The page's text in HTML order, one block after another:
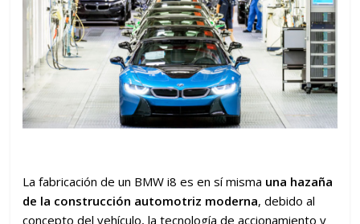
La fabricación de un BMW i8 es en sí misma una hazaña
de la construcción automotriz moderna, debido al
concepto del vehículo, la tecnología de accionamiento y